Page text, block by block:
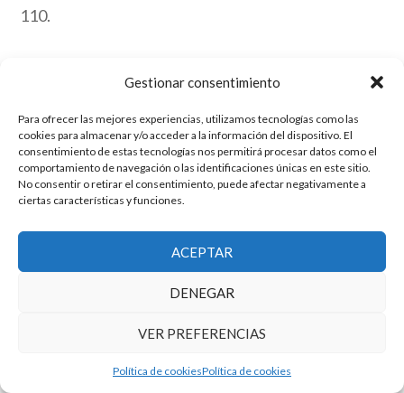
Gestionar consentimiento
Para ofrecer las mejores experiencias, utilizamos tecnologías como las
cookies para almacenar y/o acceder a la información del dispositivo. El
consentimiento de estas tecnologías nos permitirá procesar datos como el
comportamiento de navegación o las identificaciones únicas en este sitio.
No consentir o retirar el consentimiento, puede afectar negativamente a
ciertas características y funciones.
ACEPTAR
DENEGAR
VER PREFERENCIAS
Política de cookiesPolítica de cookies
110.
El grupo de investigación en Economía Pública cuenta con financiación
del Gobierno de Aragón
Copyright © 2025 ·Monta tu Blog· construido con el framework
Genesis|Login
Cookies
Copyright © 2025 ·Tema para economía públicaenGenesis Framework
WordPress·Acceder